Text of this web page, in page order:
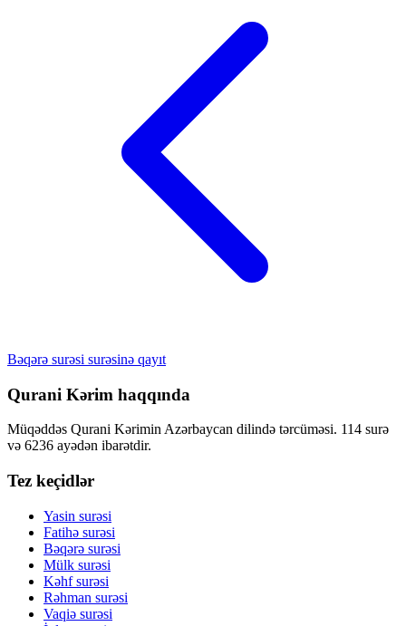
Bəqərə surəsi surəsinə qayıt
Qurani Kərim haqqında
Müqəddəs Qurani Kərimin Azərbaycan dilində tərcüməsi. 114 surə
və 6236 ayədən ibarətdir.
Tez keçidlər
Yasin surəsi
Fatihə surəsi
Bəqərə surəsi
Mülk surəsi
Kəhf surəsi
Rəhman surəsi
Vaqiə surəsi